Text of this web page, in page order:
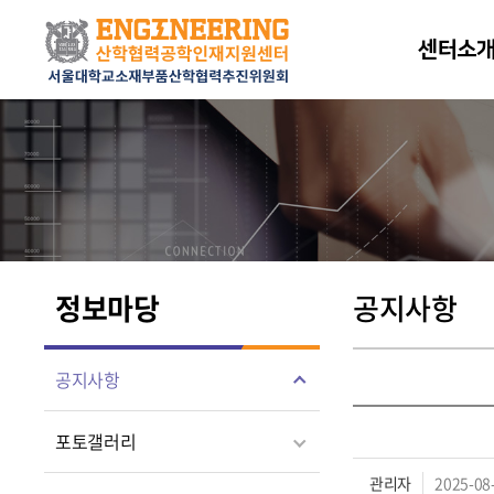
센터소
정보마당
공지사항
포토갤러리
공지사항
관리자 2025-